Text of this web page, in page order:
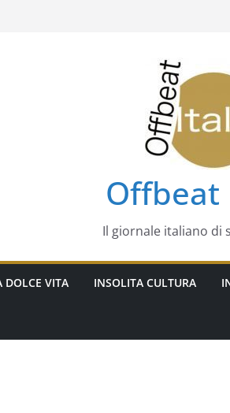
Offbeat
Il giornale italiano di
DOLCE VITA INSOLITA CULTURA